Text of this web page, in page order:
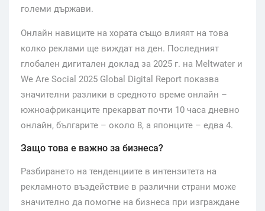
големи държави.
Онлайн навиците на хората също влияят на това
колко реклами ще виждат на ден. Последният
глобален дигитален доклад за 2025 г. на Meltwater и
We Are Social 2025 Global Digital Report показва
значителни разлики в средното време онлайн –
южноафриканците прекарват почти 10 часа дневно
онлайн, българите – около 8, а японците – едва 4.
Защо това е важно за бизнеса?
Разбирането на тенденциите в интензитета на
рекламното въздействие в различни страни може
значително да помогне на бизнеса при изграждане